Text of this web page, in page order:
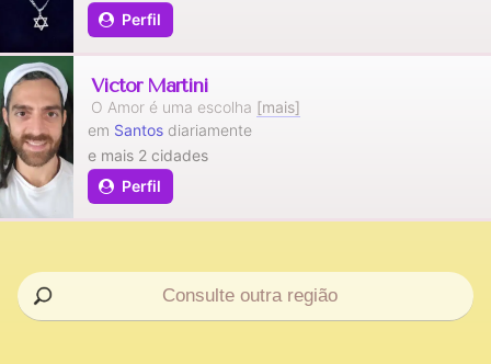
Perfil
Victor Martini
O Amor é uma escolha [mais]
Perfil
em Santosdiariamente
e mais 2 cidades